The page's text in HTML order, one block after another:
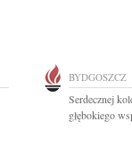
BYDGOSZCZ
Serdecznej
głębokiego